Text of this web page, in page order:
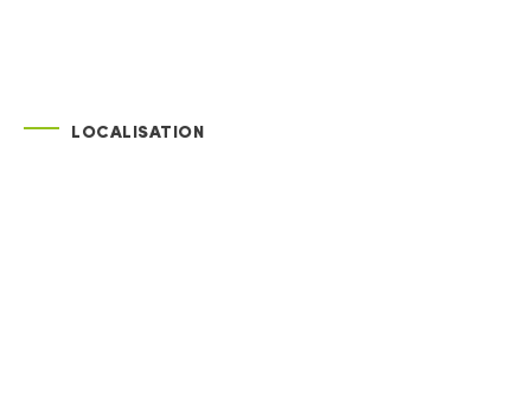
LOCALISATION